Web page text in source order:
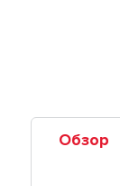
Обзор